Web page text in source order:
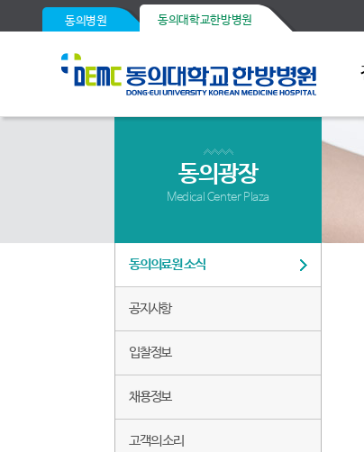
동의병원 동의대학교한방병원
동의광장
Medical Center Plaza
동의의료원 소식
공지사항
입찰정보
채용정보
고객의 소리